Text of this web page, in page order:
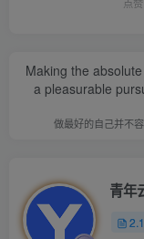
点赞
Making the
a pleasurable
做最好的自己并不
青年